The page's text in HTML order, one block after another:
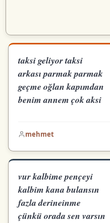
taksi geliyor taksi
arkası parmak parmak
geçme oğlan kapımdan
benim annem çok aksi
mehmet
vur kalbime pençeyi
kalbim kana bulansın
fazla derineinme
çünkü orada sen varsın